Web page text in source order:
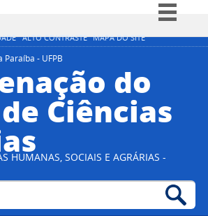
ALTO CONTRASTE MAPA DO SITE
Simplifique!
Participe
Acesso à informação
Legislação
- UFPB
do
Ciências
HUMANAS, SOCIAIS E AGRÁRIAS -